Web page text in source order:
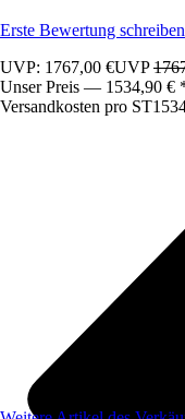
Erste Bewertung schreiben
UVP: 1767,00 €UVP
Unser Preis — 1534,90 €
Versandkosten pro ST